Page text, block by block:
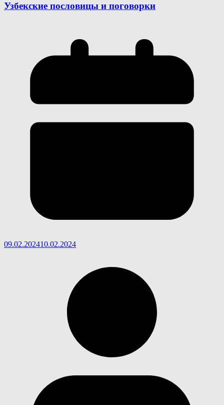
Узбекские пословицы и поговорки
09.02.202410.02.2024